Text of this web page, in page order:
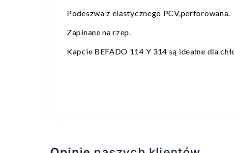
Podeszwa z elastycznego PCV,perforowana.
Zapinane na rzep.
Kapcie BEFADO 114 Y 314 są idealne dla